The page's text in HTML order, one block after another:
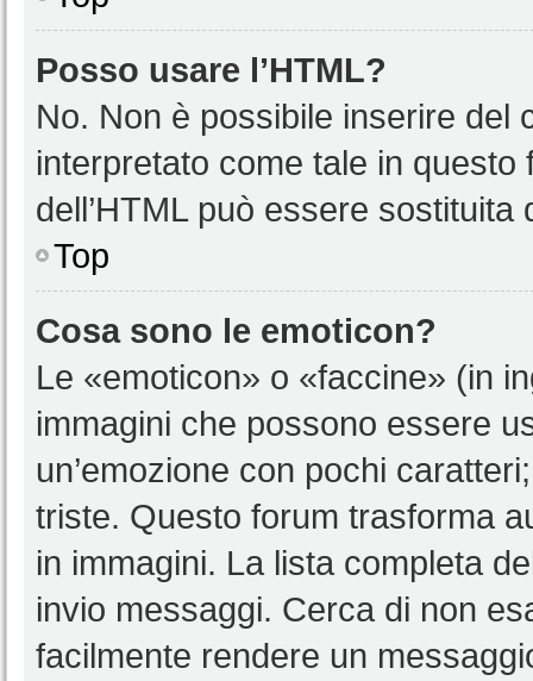
Posso usare l’HTML?
No. Non è possibile inserire del
interpretato come tale in
dell’HTML può essere sostituita
Top
Cosa sono le emoticon?
Le «emoticon» o «faccine» (in
immagini che possono essere
un’emozione con pochi
triste. Questo forum trasforma
in immagini. La lista completa
invio messaggi. Cerca di non
facilmente rendere un